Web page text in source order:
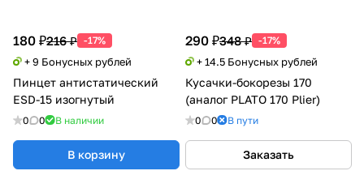
180 ₽216 ₽ -17%
+ 9 Бонусных рублей
Пинцет антистатический
ESD-15 изогнутый
0 0 В наличии
В корзину
290 ₽348 ₽ -17%
+ 14.5 Бонусных рублей
Кусачки-бокорезы 170
(аналог PLATO 170 Plier)
0 0 В пути
Заказать